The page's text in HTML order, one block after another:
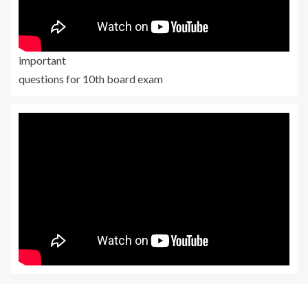
important
questions for 10th board exam